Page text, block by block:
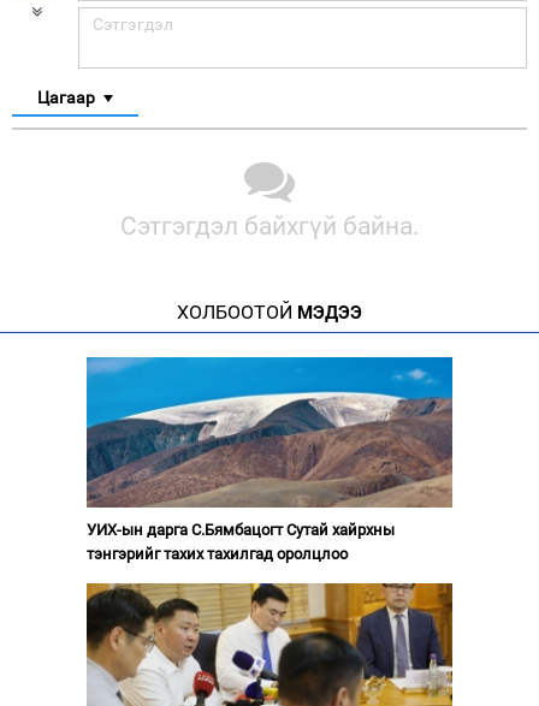
Цагаар
Сэтгэгдэл байхгүй байна.
ХОЛБООТОЙ МЭДЭЭ
УИХ-ын дарга С.Бямбацогт Сутай хайрхны
тэнгэрийг тахих тахилгад оролцлоо